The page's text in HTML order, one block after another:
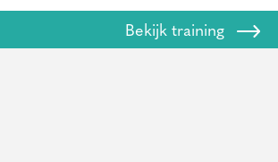
Bekijk training